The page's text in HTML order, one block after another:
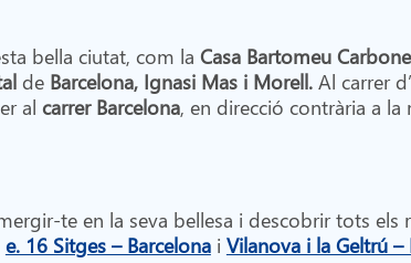
bella ciutat, com la Casa Bartomeu
de Barcelona, Ignasi Mas i Morell.Al carrer
al carrer Barcelona, en direcció contrària a
te en la seva bellesa i descobrir tots els
e. 16 Sitges – Barcelonai Vilanova i la Geltrú